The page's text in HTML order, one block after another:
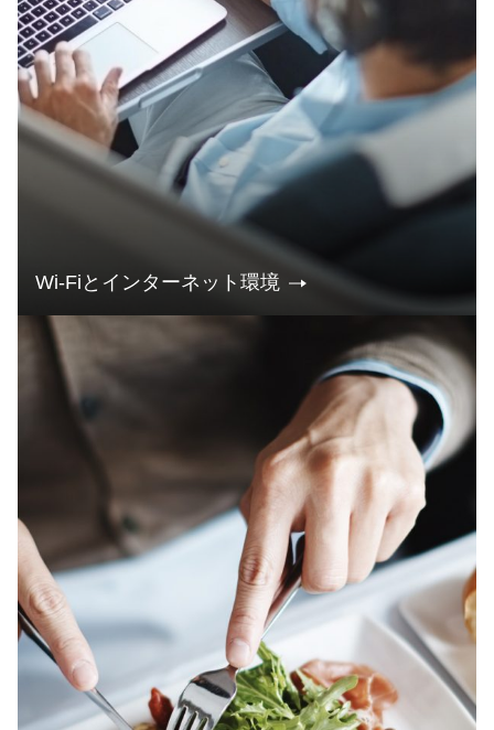
Wi-Fiとインターネット環境